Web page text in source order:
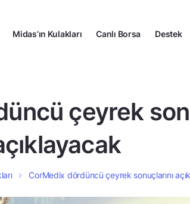
Midas’ın Kulakları Canlı Borsa Destek
çeyrek
CorMedix dördüncü çeyrek sonuçlarını